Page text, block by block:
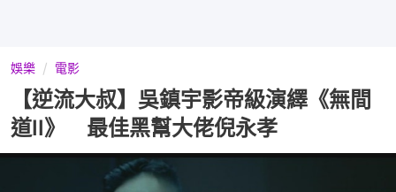
娛樂 電影
【逆流大叔】吳鎮宇影帝級演繹《無間
道II》 最佳黑幫大佬倪永孝